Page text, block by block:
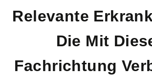
Relevante
Die Mit
Fachrichtung